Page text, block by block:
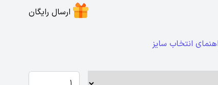
ارسال رایگان
انتخاب سایز